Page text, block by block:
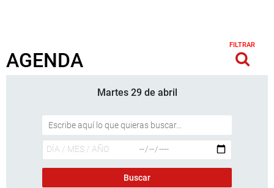
AGENDA
FILTRAR
Martes 29 de abril